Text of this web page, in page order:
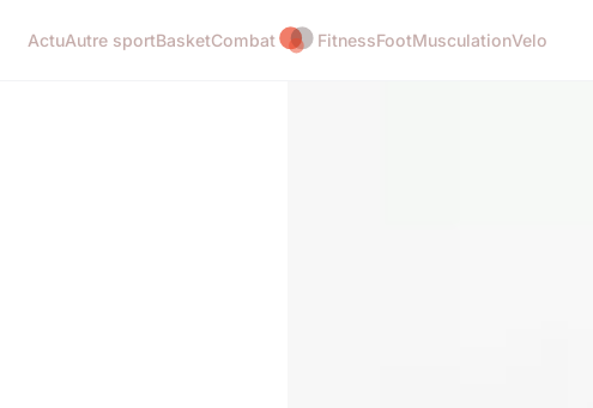
ActuAutre sportBasketCombat FitnessFootMusculationVelo